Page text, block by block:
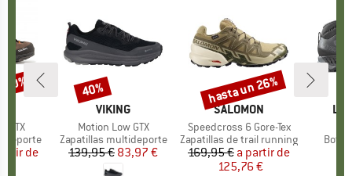
GTX
reducido
de
MARCA
VIKING
Artículo
Motion Low GTX
Product group
Zapatillas multideporte
Precio
139,95 €Precio reducido
83,97 €
Descuento
40%
MARCA
SALOMON
Artículo
Speedcross 6 Gore-Tex
Product group
Zapatillas de trail running
Precio
169,95 € Precio reducido
a partir de
125,76 €
Descuento
hasta un 26%
LA